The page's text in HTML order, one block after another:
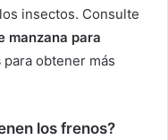
insectos. Consulte
manzana para
para obtener más
los frenos?